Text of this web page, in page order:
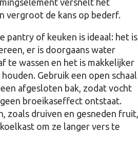
versnelt het
vergroot de kans op bederf.
pantry of keuken is ideaal: het is
er is doorgaans water
te wassen en het is makkelijker
Gebruik een open schaal
afgesloten bak, zodat vocht
broeikaseffect ontstaat.
zoals druiven en gesneden fruit,
om ze langer vers te